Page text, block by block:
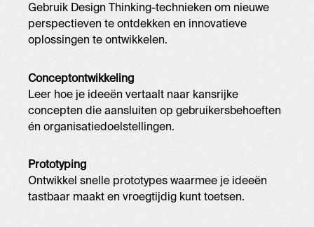
Gebruik Design Thinking-technieken om nieuwe
perspectieven te ontdekken en innovatieve
oplossingen te ontwikkelen.
Conceptontwikkeling
Leer hoe je ideeën vertaalt naar kansrijke
concepten die aansluiten op gebruikersbehoeften
én organisatiedoelstellingen.
Prototyping
Ontwikkel snelle prototypes waarmee je ideeën
tastbaar maakt en vroegtijdig kunt toetsen.